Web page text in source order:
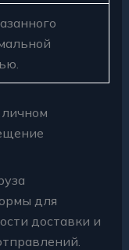
для
доставки и